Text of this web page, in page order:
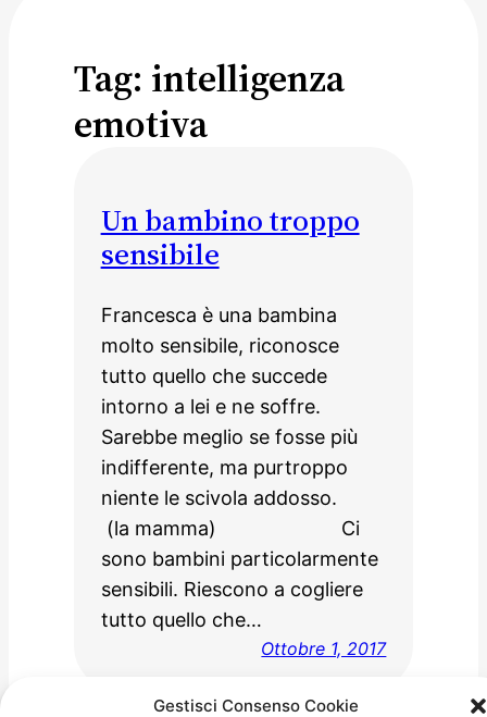
Gestisci Consenso Cookie
Tag: intelligenza
emotiva
Un bambino troppo
sensibile
Francesca è una bambina
molto sensibile, riconosce
tutto quello che succede
intorno a lei e ne soffre.
Sarebbe meglio se fosse più
indifferente, ma purtroppo
niente le scivola addosso.
(la mamma) Ci
sono bambini particolarmente
sensibili. Riescono a cogliere
tutto quello che…
Ottobre 1, 2017